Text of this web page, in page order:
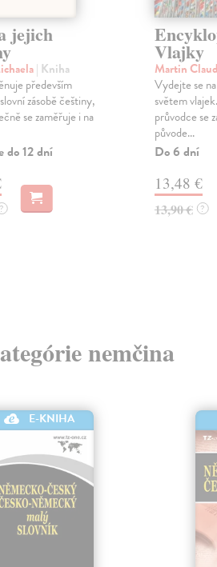
jejich
| Kniha
především
zásobě češtiny,
se zaměřuje i na
do 12 dní
?
Vlajky
Martin
Vydejte se
světem
průvodce se
původe...
Do 6 dní
13,48 €
13,90 € ?
nemčina
E-KNIHA